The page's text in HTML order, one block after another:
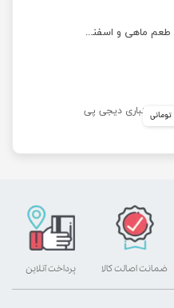
کنسرو غذای گربه گورمت با طعم ماهی و اسفناج وزن ۸۵ گرم
پرداخت آنلاین ضمانت اصالت کالا